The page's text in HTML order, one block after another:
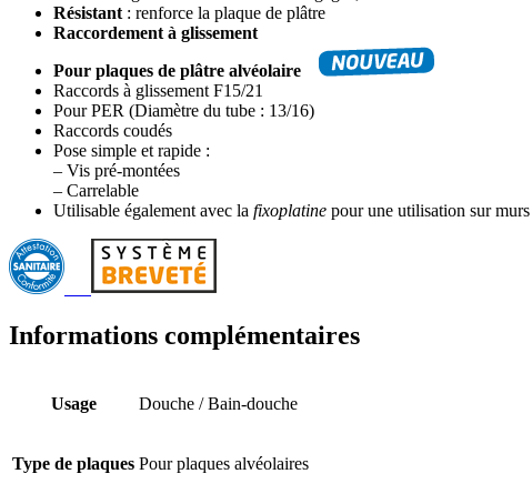
Résistant : renforce la plaque de plâtre
Raccordement à glissement
Pour plaques de plâtre alvéolaire
Raccords à glissement F15/21
Pour PER (Diamètre du tube : 13/16)
Raccords coudés
Pose simple et rapide :
– Vis pré-montées
– Carrelable
Utilisable également avec la fixoplatine pour une utilisation sur
Informations complémentaires
Usage Douche / Bain-douche
Type de plaques Pour plaques alvéolaires